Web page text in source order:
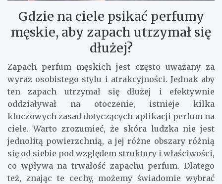
Gdzie na ciele psikać perfumy
męskie, aby zapach utrzymał się
dłużej?
Zapach perfum męskich jest często uważany za
wyraz osobistego stylu i atrakcyjności. Jednak aby
ten zapach utrzymał się dłużej i efektywnie
oddziaływał na otoczenie, istnieje kilka
kluczowych zasad dotyczących aplikacji perfum na
ciele. Warto zrozumieć, że skóra ludzka nie jest
jednolitą powierzchnią, a jej różne obszary różnią
się od siebie pod względem struktury i właściwości,
co wpływa na trwałość zapachu perfum. Dlatego
też, znając te cechy, możemy świadomie wybrać